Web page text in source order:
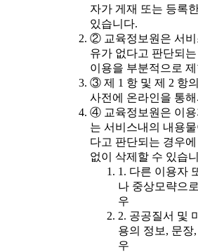
자가 게재 또는 등록
있습니다.
② 교육정보원은 서비
유가 없다고 판단되
이용을 부분적으로
③ 제 1 항 및 제 2 항
사전에 온라인을 통
④ 교육정보원은 이
는 서비스내의 내용
다고 판단되는 경우
없이 삭제할 수 있습
1. 다른 이용자
나 중상모략으
우
2. 공공질서 및
용의 정보, 문장
우